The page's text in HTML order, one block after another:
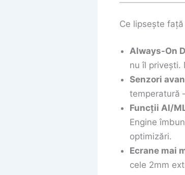
Ce lipsește
Always-On
nu îl privești.
Senzori
temperatură
Funcții AI/
Engine
optimizări.
Ecrane mai
cele 2mm